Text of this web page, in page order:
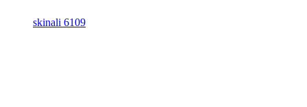
skinali 6109